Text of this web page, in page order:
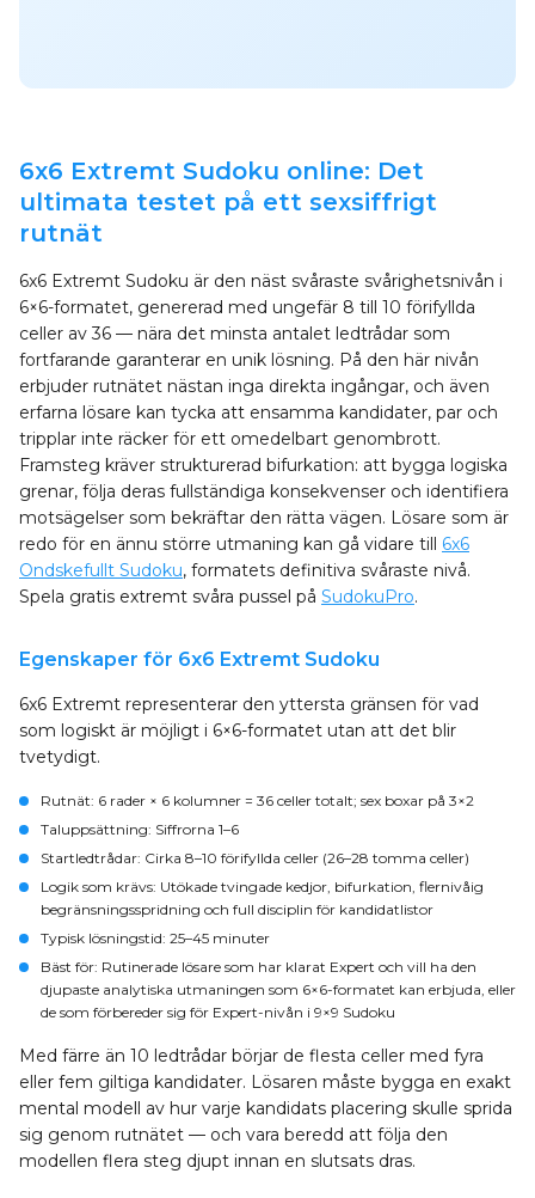
6x6 Extremt Sudoku online: Det
ultimata testet på ett sexsiffrigt
rutnät
6x6 Extremt Sudoku är den näst svåraste svårighetsnivån i
6×6-formatet, genererad med ungefär 8 till 10 förifyllda
celler av 36 — nära det minsta antalet ledtrådar som
fortfarande garanterar en unik lösning. På den här nivån
erbjuder rutnätet nästan inga direkta ingångar, och även
erfarna lösare kan tycka att ensamma kandidater, par och
tripplar inte räcker för ett omedelbart genombrott.
Framsteg kräver strukturerad bifurkation: att bygga logiska
grenar, följa deras fullständiga konsekvenser och identifiera
motsägelser som bekräftar den rätta vägen. Lösare som är
redo för en ännu större utmaning kan gå vidare till 6x6
Ondskefullt Sudoku, formatets definitiva svåraste nivå.
Spela gratis extremt svåra pussel på SudokuPro.
Egenskaper för 6x6 Extremt Sudoku
6x6 Extremt representerar den yttersta gränsen för vad
som logiskt är möjligt i 6×6-formatet utan att det blir
tvetydigt.
Rutnät: 6 rader × 6 kolumner = 36 celler totalt; sex boxar på 3×2
Taluppsättning: Siffrorna 1–6
Startledtrådar: Cirka 8–10 förifyllda celler (26–28 tomma celler)
Logik som krävs: Utökade tvingade kedjor, bifurkation, flernivåig
begränsningsspridning och full disciplin för kandidatlistor
Typisk lösningstid: 25–45 minuter
Bäst för: Rutinerade lösare som har klarat Expert och vill ha den
djupaste analytiska utmaningen som 6×6-formatet kan erbjuda, eller
de som förbereder sig för Expert-nivån i 9×9 Sudoku
Med färre än 10 ledtrådar börjar de flesta celler med fyra
eller fem giltiga kandidater. Lösaren måste bygga en exakt
mental modell av hur varje kandidats placering skulle sprida
sig genom rutnätet — och vara beredd att följa den
modellen flera steg djupt innan en slutsats dras.